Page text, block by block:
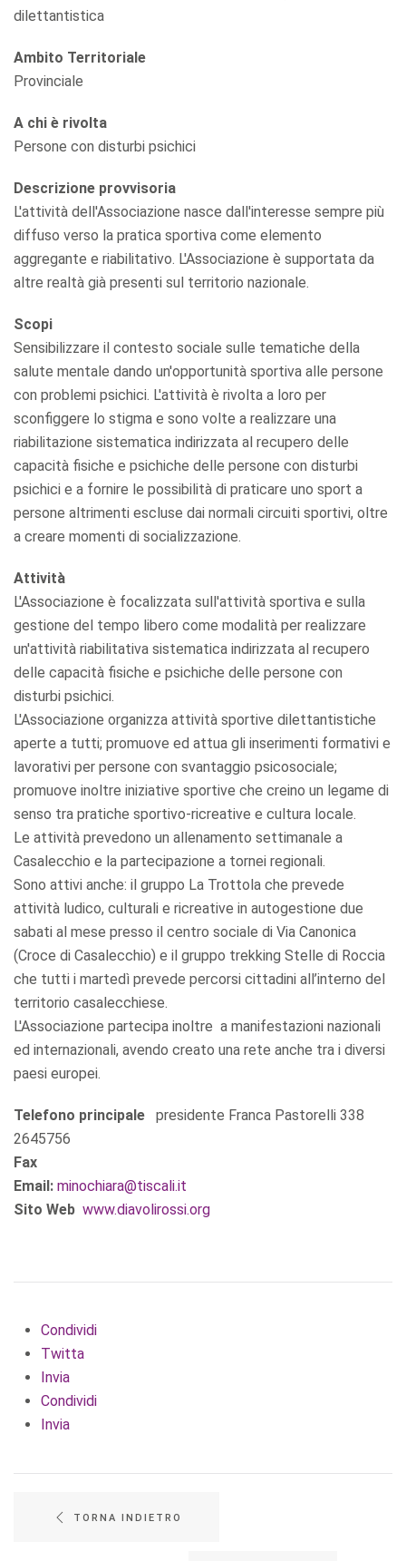
dilettantistica
Ambito Territoriale
Provinciale
A chi è rivolta
Persone con disturbi psichici
Descrizione provvisoria
L'attività dell'Associazione nasce dall'interesse sempre più
diffuso verso la pratica sportiva come elemento
aggregante e riabilitativo. L'Associazione è supportata da
altre realtà già presenti sul territorio nazionale.
Scopi
Sensibilizzare il contesto sociale sulle tematiche della
salute mentale dando un'opportunità sportiva alle persone
con problemi psichici. L'attività è rivolta a loro per
sconfiggere lo stigma e sono volte a realizzare una
riabilitazione sistematica indirizzata al recupero delle
capacità fisiche e psichiche delle persone con disturbi
psichici e a fornire le possibilità di praticare uno sport a
persone altrimenti escluse dai normali circuiti sportivi, oltre
a creare momenti di socializzazione.
Attività
L'Associazione è focalizzata sull'attività sportiva e sulla
gestione del tempo libero come modalità per realizzare
un'attività riabilitativa sistematica indirizzata al recupero
delle capacità fisiche e psichiche delle persone con
disturbi psichici.
L'Associazione organizza attività sportive dilettantistiche
aperte a tutti; promuove ed attua gli inserimenti formativi e
lavorativi per persone con svantaggio psicosociale;
promuove inoltre iniziative sportive che creino un legame di
senso tra pratiche sportivo-ricreative e cultura locale.
Le attività prevedono un allenamento settimanale a
Casalecchio e la partecipazione a tornei regionali.
Sono attivi anche: il gruppo La Trottola che prevede
attività ludico, culturali e ricreative in autogestione due
sabati al mese presso il centro sociale di Via Canonica
(Croce di Casalecchio) e il gruppo trekking Stelle di Roccia
che tutti i martedì prevede percorsi cittadini all’interno del
territorio casalecchiese.
L'Associazione partecipa inoltre a manifestazioni nazionali
ed internazionali, avendo creato una rete anche tra i diversi
paesi europei.
Telefono principale presidente Franca Pastorelli 338
2645756
Fax
Email: minochiara@tiscali.it
Sito Web www.diavolirossi.org
Condividi
Twitta
Invia
Condividi
Invia
TORNA INDIETRO